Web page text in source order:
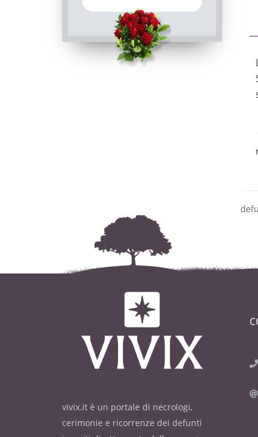
vivix.it è un portale di necrologi,
cerimonie e ricorrenze dei defunti